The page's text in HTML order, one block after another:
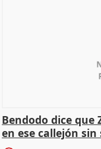
Bendodo dice que
en ese callejón sin